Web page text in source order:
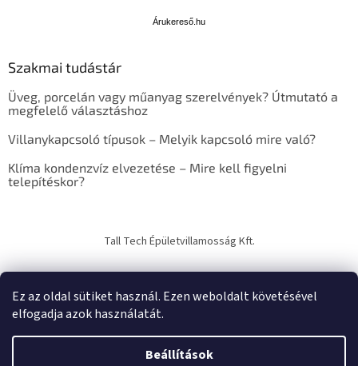
Ez az oldal sütiket használ. Ezen weboldalt követésével
elfogadja azok használatát.
Beállítások
s
ő
Árukereső.hu
Szakmai tudástár
Üveg, porcelán vagy műanyag szerelvények? Útmutató a
megfelelő választáshoz
Villanykapcsoló típusok – Melyik kapcsoló mire való?
Klíma kondenzvíz elvezetése – Mire kell figyelni
telepítéskor?
Tall Tech Épületvillamosság Kft.